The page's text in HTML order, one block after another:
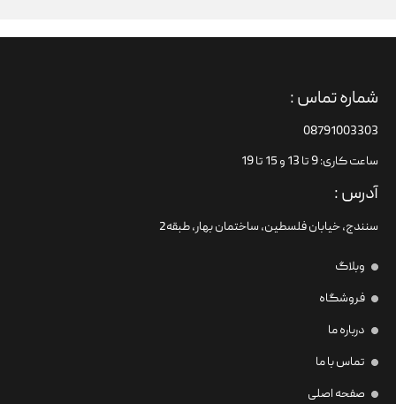
شماره تماس :
08791003303
ساعت کاری: 9 تا 13 و 15 تا 19
آدرس :
سنندج، خیابان فلسطین،‌ ساختمان بهار، طبقه2
وبلاگ
فروشگاه
درباره ما
تماس با ما
صفحه اصلی